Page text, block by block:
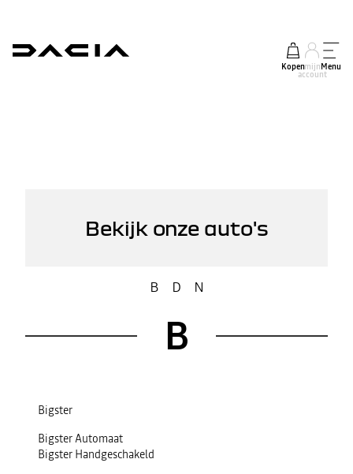
Kopenmijn
account
Menu
Bekijk onze auto's
B D N
B
Bigster
Bigster Automaat
Bigster Handgeschakeld